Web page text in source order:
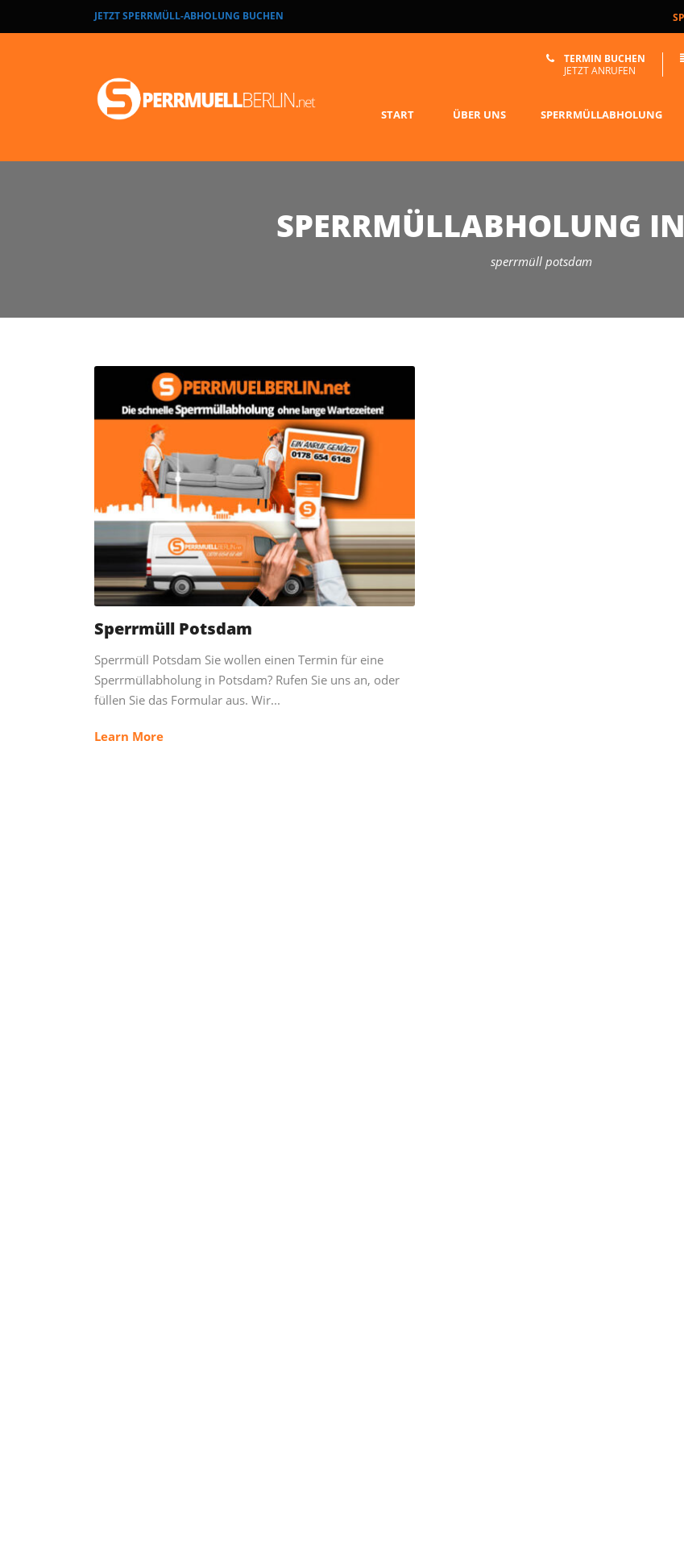
JETZT SPERRMÜLL-ABHOLUNG BUCHEN
TERMIN BUCHEN
JETZT ANRUFEN
START ÜBER UNS SPERRMÜLLABHOLUNG
SPERRMÜLLABHOLUNG
sperrmüll potsdam
Sperrmüll Potsdam
Sperrmüll Potsdam Sie wollen einen Termin für eine
Sperrmüllabholung in Potsdam? Rufen Sie uns an, oder
füllen Sie das Formular aus. Wir...
Learn More